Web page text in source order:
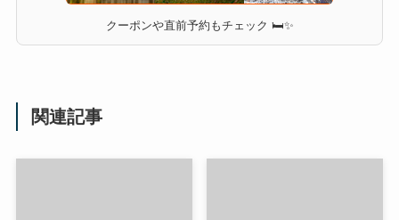
クーポンや直前予約もチェック 🛏✨
関連記事